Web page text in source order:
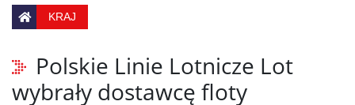
KRAJ
Polskie Linie Lotnicze Lot
wybrały dostawcę floty